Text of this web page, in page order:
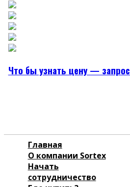
Что бы узнать цену —
Главная
О компании Sortex
Начать
сотрудничество